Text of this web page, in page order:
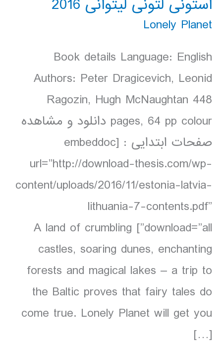
استونی لتونی لیتوانی 2016
Lonely Planet
Book details Language: English
Authors: Peter Dragicevich, Leonid
Ragozin, Hugh McNaughtan 448
pages, 64 pp colour دانلود و مشاهده
صفحات ابتدایی : [embeddoc
url=”http://download-thesis.com/wp-
content/uploads/2016/11/estonia-latvia-
lithuania-7-contents.pdf”
download=”all”] A land of crumbling
castles, soaring dunes, enchanting
forests and magical lakes – a trip to
the Baltic proves that fairy tales do
come true. Lonely Planet will get you
[…]